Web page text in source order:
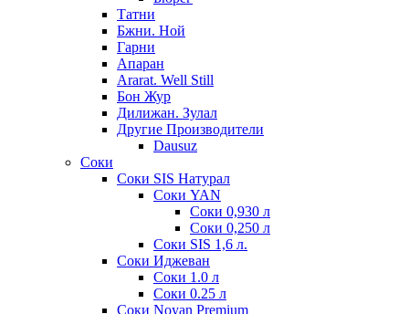
Татни
Бжни. Ной
Гарни
Апаран
Ararat. Well Still
Бон Жур
Дилижан. Зулал
Другие Производители
Dausuz
Соки
Соки SIS Натурал
Соки YAN
Соки 0,930 л
Соки 0,250 л
Соки SIS 1,6 л.
Соки Иджеван
Соки 1.0 л
Соки 0.25 л
Соки Noyan Premium